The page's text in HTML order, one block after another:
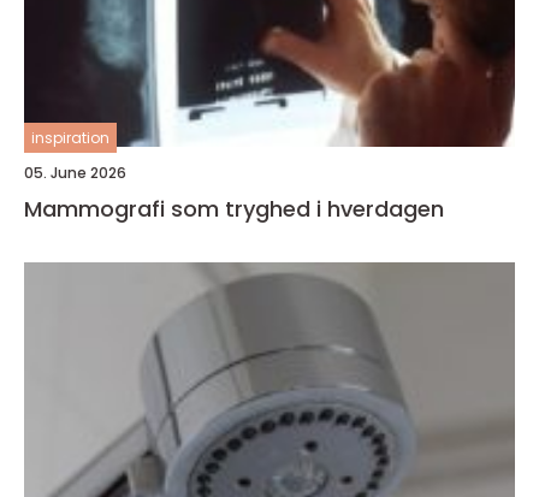
inspiration
05. June 2026
Mammografi som tryghed i hverdagen